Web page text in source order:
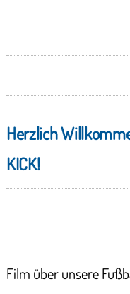
Herzlich
KICK!
Film über unsere